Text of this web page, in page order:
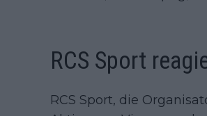
RCS Sport
RCS Sport, die